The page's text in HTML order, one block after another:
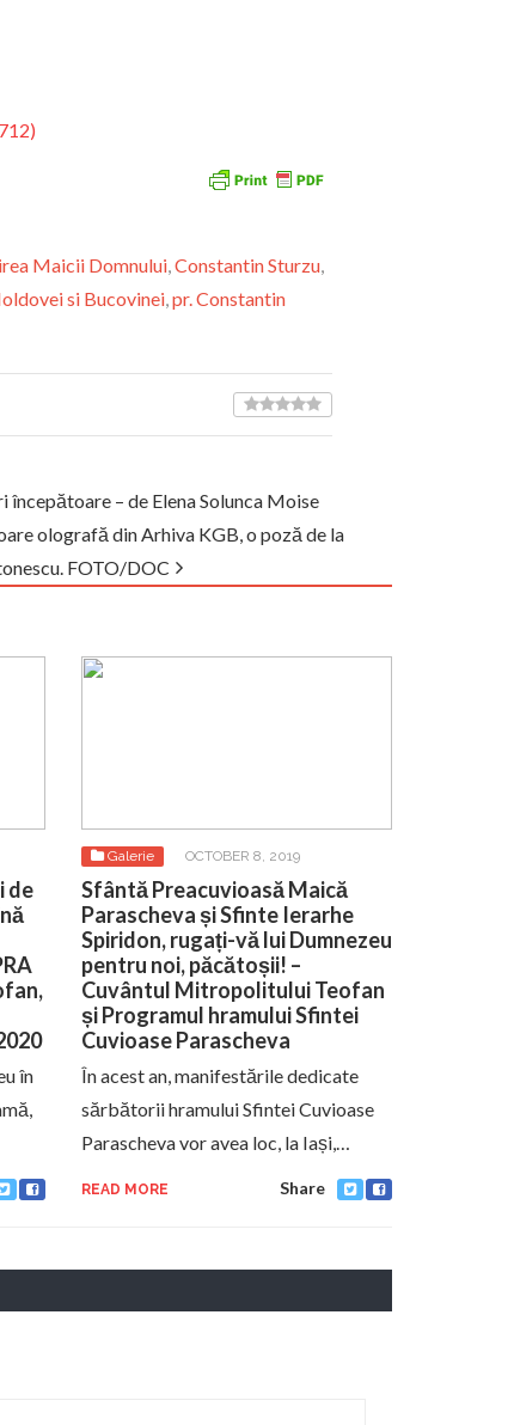
Maicii Domnului,Constantin Sturzu,
si Bucovinei,pr. Constantin
– de Elena Solunca Moise
olografă din Arhiva KGB, o poză de la
FOTO/DOC
de
în
Galerie OCTOBER 8, 2019
Sfântă Preacuvioasă Maică
Parascheva și Sfinte Ierarhe
Spiridon, rugați-vă lui Dumnezeu
pentru noi, păcătoșii! –
Cuvântul Mitropolitului Teofan
și Programul hramului Sfintei
Cuvioase Parascheva
În acest an, manifestările dedicate
sărbătorii hramului Sfintei Cuvioase
Parascheva vor avea loc, la Iași,…
READ MORE Share